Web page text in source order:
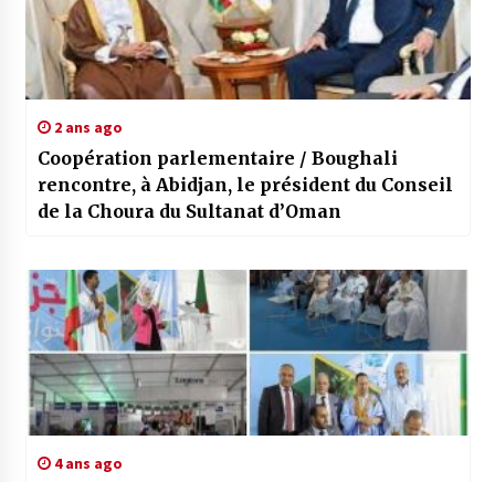
2 ans ago
Coopération parlementaire / Boughali
rencontre, à Abidjan, le président du Conseil
de la Choura du Sultanat d’Oman
4 ans ago